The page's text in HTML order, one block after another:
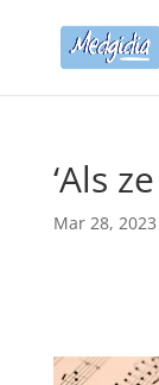
‘Als
Mar 28, 2023